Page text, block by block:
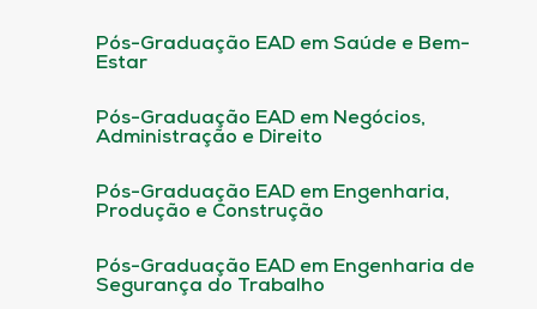
Pós-Graduação EAD em Saúde e Bem-
Estar
Pós-Graduação EAD em Negócios,
Administração e Direito
Pós-Graduação EAD em Engenharia,
Produção e Construção
Pós-Graduação EAD em Engenharia de
Segurança do Trabalho